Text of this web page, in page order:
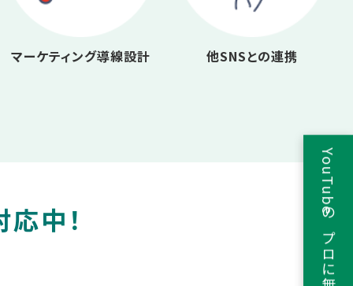
マーケティング導線設計 他SNSとの連携
中！ YouTubeのプロに無料相談